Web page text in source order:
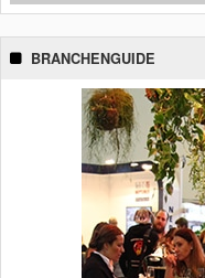
BRANCHENGUIDE